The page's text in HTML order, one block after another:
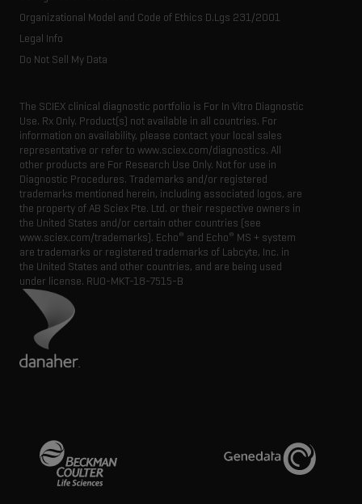
Executive management
Organizational Model and Code of Ethics D.Lgs 231/2001
Legal Info
Do Not Sell My Data
The SCIEX clinical diagnostic portfolio is For In Vitro Diagnostic
Use. Rx Only. Product(s) not available in all countries. For
information on availability, please contact your local sales
representative or refer to www.sciex.com/diagnostics. All
other products are For Research Use Only. Not for use in
Diagnostic Procedures. Trademarks and/or registered
trademarks mentioned herein, including associated logos, are
the property of AB Sciex Pte. Ltd. or their respective owners in
the United States and/or certain other countries (see
www.sciex.com/trademarks). Echo® and Echo® MS + system
are trademarks or registered trademarks of Labcyte, Inc. in
the United States and other countries, and are being used
under license. RUO-MKT-18-7515-B